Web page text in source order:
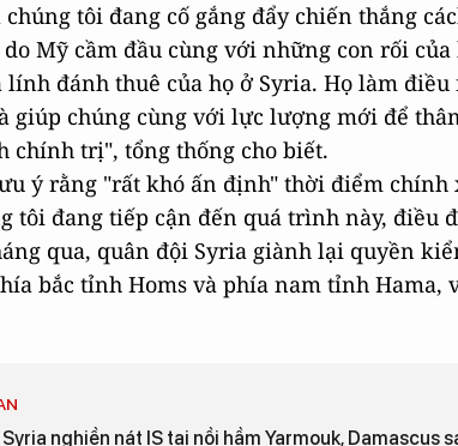
tôi đang cố gắng đẩy chiến thắng
Mỹ cầm đầu cùng với những con rối
lính đánh thuê của họ ở Syria. Họ làm
giúp chúng cùng với lực lượng mới để
chính trị", tổng thống cho biết.
ý rằng "rất khó ấn định" thời điểm chính
tôi đang tiếp cận đến quá trình này, điều
qua, quân đội Syria giành lại quyền
bắc tỉnh Homs và phía nam tỉnh Hama,
nghiền nát IS tại nồi hầm Yarmouk, Damascus